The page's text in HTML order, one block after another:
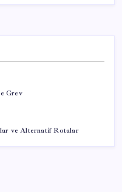
Grev
ve Alternatif Rotalar